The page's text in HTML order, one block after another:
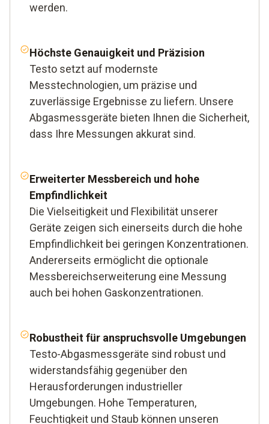
werden.
Höchste Genauigkeit und Präzision
Testo setzt auf modernste
Messtechnologien, um präzise und
zuverlässige Ergebnisse zu liefern. Unsere
Abgasmessgeräte bieten Ihnen die Sicherheit,
dass Ihre Messungen akkurat sind.
Erweiterter Messbereich und hohe
Empfindlichkeit
Die Vielseitigkeit und Flexibilität unserer
Geräte zeigen sich einerseits durch die hohe
Empfindlichkeit bei geringen Konzentrationen.
Andererseits ermöglicht die optionale
Messbereichserweiterung eine Messung
auch bei hohen Gaskonzentrationen.
Robustheit für anspruchsvolle Umgebungen
Testo-Abgasmessgeräte sind robust und
widerstandsfähig gegenüber den
Herausforderungen industrieller
Umgebungen. Hohe Temperaturen,
Feuchtigkeit und Staub können unseren